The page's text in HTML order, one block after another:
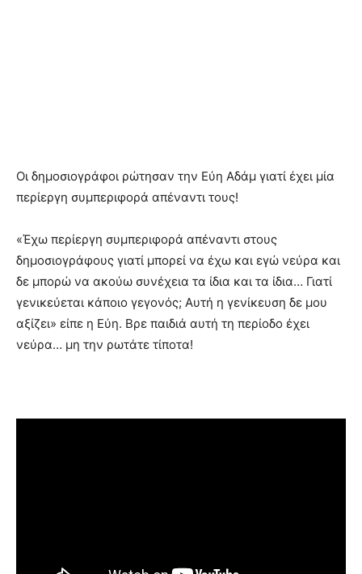
Οι δημοσιογράφοι ρώτησαν την Εύη Αδάμ γιατί έχει μία
περίεργη συμπεριφορά απέναντι τους!
«Έχω περίεργη συμπεριφορά απέναντι στους
δημοσιογράφους γιατί μπορεί να έχω και εγώ νεύρα και
δε μπορώ να ακούω συνέχεια τα ίδια και τα ίδια… Γιατί
γενικεύεται κάποιο γεγονός; Αυτή η γενίκευση δε μου
αξίζει» είπε η Εύη. Βρε παιδιά αυτή τη περίοδο έχει
νεύρα… μη την ρωτάτε τίποτα!